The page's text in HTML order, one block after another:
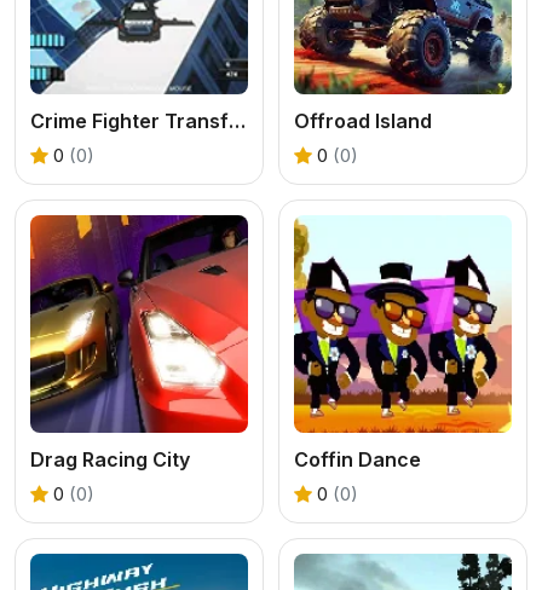
Crime Fighter Transformer
0 (0)
Offroad Island
0 (0)
Drag Racing City
0 (0)
Coffin Dance
0 (0)